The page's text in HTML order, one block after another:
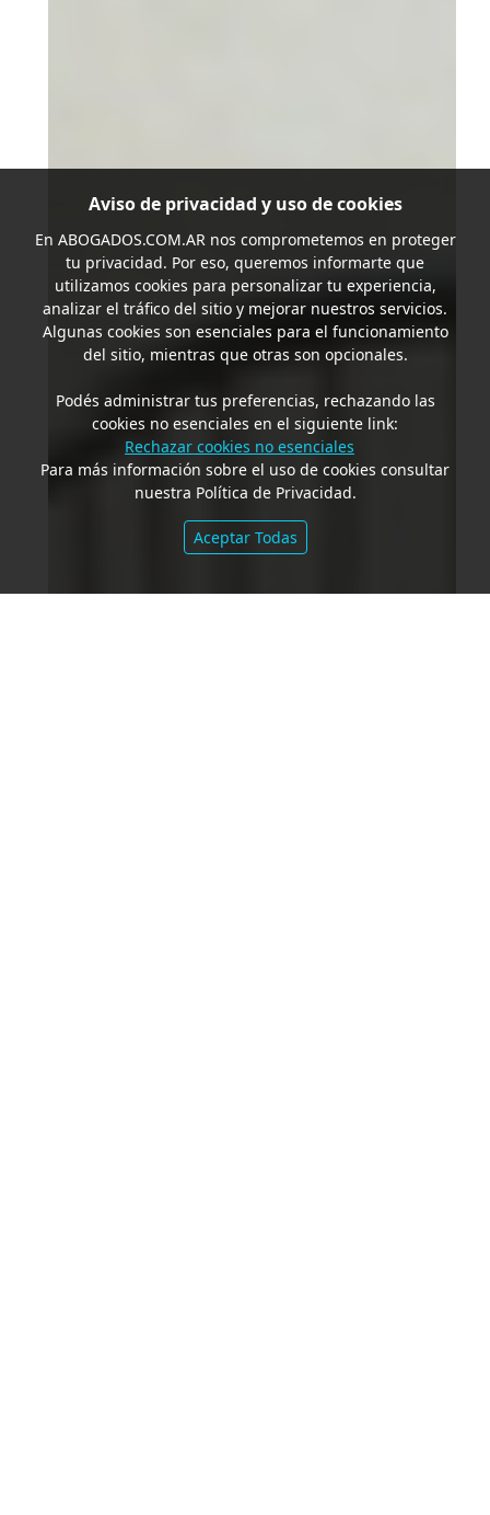
Aviso de privacidad y uso de cookies
En ABOGADOS.COM.ARnos comprometemos en proteger
tu privacidad. Por eso, queremos informarte que
utilizamos cookies para personalizar tu experiencia,
analizar el tráfico del sitio y mejorar nuestros servicios.
Algunas cookies son esenciales para el funcionamiento
del sitio, mientras que otras son opcionales.
Podés administrar tus preferencias, rechazando las
cookies no esenciales en el siguiente link:
Rechazar cookies no esenciales
Para más información sobre el uso de cookies consultar
nuestra Política de Privacidad.
Aceptar Todas